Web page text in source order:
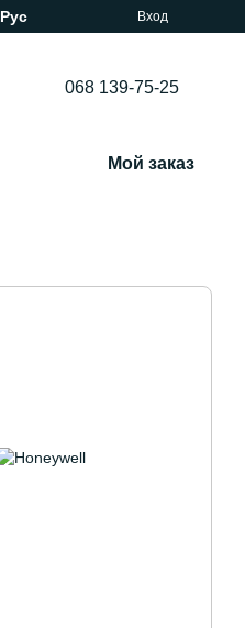
Рус Вход
068 139-75-25
Мой заказ